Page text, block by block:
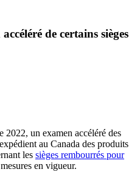
de certains sièges
2022, un examen accéléré des
au Canada des produits
les sièges rembourrés pour
en vigueur.